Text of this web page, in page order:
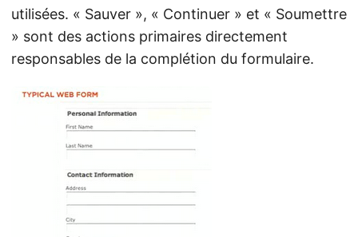
utilisées. « Sauver », « Continuer » et « Soumettre
» sont des actions primaires directement
responsables de la complétion du formulaire.